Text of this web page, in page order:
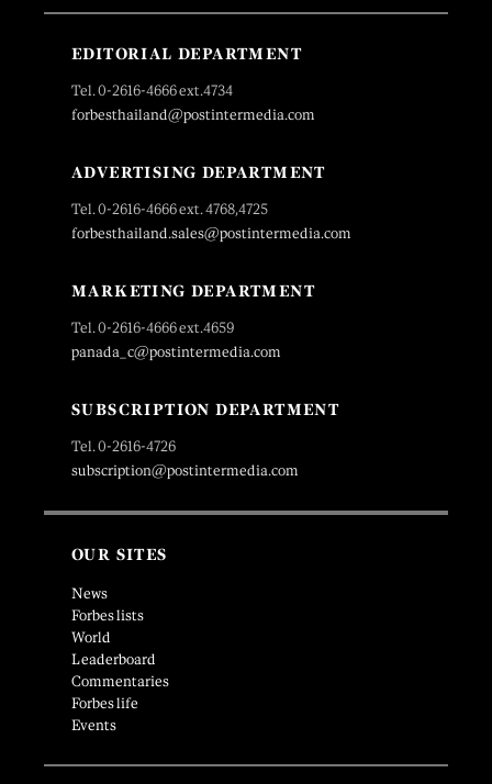
EDITORIAL DEPARTMENT
Tel. 0-2616-4666 ext.4734
forbesthailand@postintermedia.com
ADVERTISING DEPARTMENT
Tel. 0-2616-4666 ext. 4768,4725
forbesthailand.sales@postintermedia.com
MARKETING DEPARTMENT
Tel. 0-2616-4666 ext.4659
panada_c@postintermedia.com
SUBSCRIPTION DEPARTMENT
Tel. 0-2616-4726
subscription@postintermedia.com
OUR SITES
News
Forbes lists
World
Leaderboard
Commentaries
Forbes life
Events